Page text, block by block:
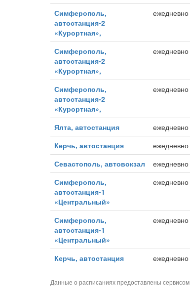
Симферополь,
автостанция-2
«Курортная»,
ежедневно
Симферополь,
автостанция-2
«Курортная»,
ежедневно
Симферополь,
автостанция-2
«Курортная»,
ежедневно
Ялта, автостанция ежедневно
Керчь, автостанция
ежедневно
Севастополь, автовокзал
ежедневно
Симферополь,
автостанция-1
«Центральный»
ежедневно
Симферополь,
автостанция-1
«Центральный»
ежедневно
Керчь, автостанция ежедневно
Данные о расписаниях предоставлены сервисом